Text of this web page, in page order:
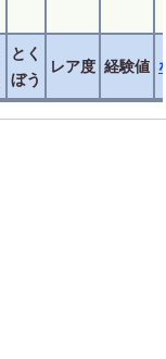
とく
ぼう
レア度 経験値